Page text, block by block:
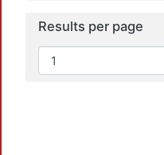
Results per page